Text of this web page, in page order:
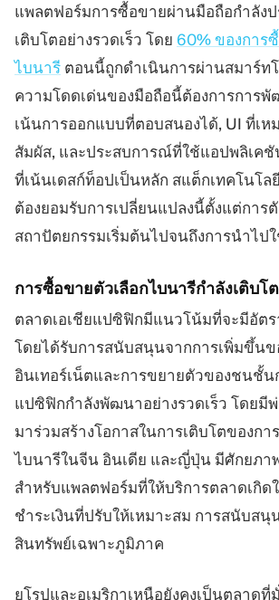
แพลตฟอร์มการซื้อขายผ่านมือถือกำลัง
เติบโตอย่างรวดเร็ว โดย 60% ของการ
ไบนารี ตอนนี้ถูกดำเนินการผ่านสมาร์ท
ความโดดเด่นของมือถือนี้ต้องการการ
เน้นการออกแบบที่ตอบสนองได้, UI ที่เห
สัมผัส, และประสบการณ์ที่ใช้แอปพลิเค
ที่เน้นเดสก์ท็อปเป็นหลัก สแต็กเทคโนโ
ต้องยอมรับการเปลี่ยนแปลงนี้ตั้งแต่การ
สถาปัตยกรรมเริ่มต้นไปจนถึงการนำไป
การซื้อขายตัวเลือกไบนารีกำลังเติบโ
ตลาดเอเชียแปซิฟิกมีแนวโน้มที่จะมีอัตร
โดยได้รับการสนับสนุนจากการเพิ่มขึ้นข
อินเทอร์เน็ตและการขยายตัวของชนชั้น
แปซิฟิกกำลังพัฒนาอย่างรวดเร็ว โดยมี
มาร่วมสร้างโอกาสในการเติบโตของก
ไบนารีในจีน อินเดีย และญี่ปุ่น มีศักยภา
สำหรับแพลตฟอร์มที่ให้บริการตลาดเกิด
ชำระเงินที่ปรับให้เหมาะสม การสนับสนุ
สินทรัพย์เฉพาะภูมิภาค
ยุโรปและอเมริกาเหนือยังคงเป็นตลาด